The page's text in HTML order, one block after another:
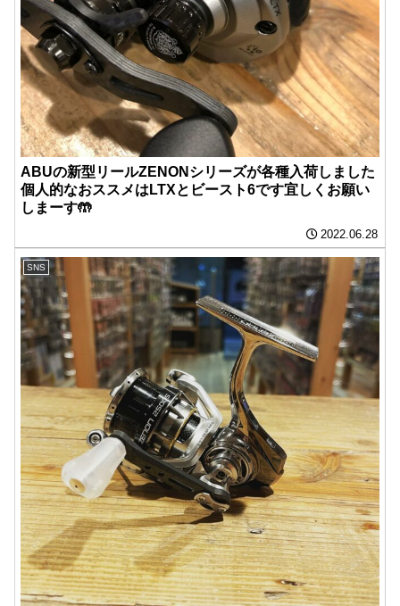
ABUの新型リールZENONシリーズが各種入荷しました️
個人的なおススメはLTXとビースト6です宜しくお願い
しまーす🤲
2022.06.28
SNS